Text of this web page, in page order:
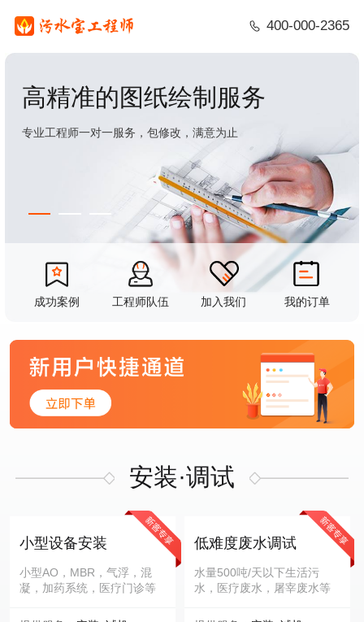
400-000-2365
高精准的图纸绘制服务
专业工程师一对一服务，包修改，满意为止
成功案例 工程师队伍 加入我们 我的订单
安装·调试
小型设备安装
小型AO，MBR，气浮，混
凝，加药系统，医疗门诊等
低难度废水调试
水量500吨/天以下生活污
水，医疗废水，屠宰废水等